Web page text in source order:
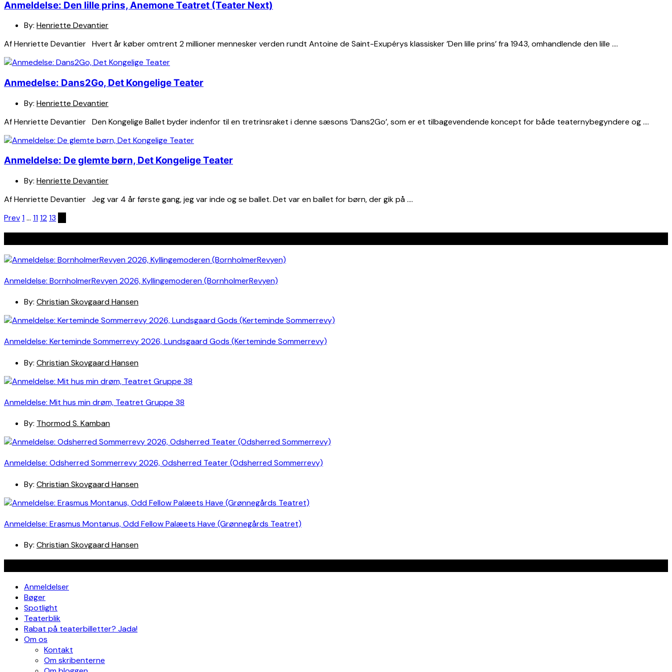
Anmeldelse: Den lille prins, Anemone Teatret (Teater Next)
By: Henriette Devantier
Af Henriette Devantier Hvert år køber omtrent 2 millioner mennesker verden rundt Antoine de Saint-Exupérys klassisker ’Den lille prins’ fra 1943, omhandlende den lille ….
Anmedelse: Dans2Go, Det Kongelige Teater
By: Henriette Devantier
Af Henriette Devantier Den Kongelige Ballet byder indenfor til en tretrinsraket i denne sæsons ’Dans2Go’, som er et tilbagevendende koncept for både teaternybegyndere og ….
Anmeldelse: De glemte børn, Det Kongelige Teater
By: Henriette Devantier
Af Henriette Devantier Jeg var 4 år første gang, jeg var inde og se ballet. Det var en ballet for børn, der gik på ….
Indlægsinddeling
Prev1… 111213
Anmeldelse: BornholmerRevyen 2026, Kyllingemoderen (BornholmerRevyen)
By: Christian Skovgaard Hansen
Anmeldelse: Kerteminde Sommerrevy 2026, Lundsgaard Gods (Kerteminde Sommerrevy)
By: Christian Skovgaard Hansen
Anmeldelse: Mit hus min drøm, Teatret Gruppe 38
By: Thormod S. Kamban
Anmeldelse: Odsherred Sommerrevy 2026, Odsherred Teater (Odsherred Sommerrevy)
By: Christian Skovgaard Hansen
Anmeldelse: Erasmus Montanus, Odd Fellow Palæets Have (Grønnegårds Teatret)
By: Christian Skovgaard Hansen
Anmeldelser
Bøger
Spotlight
Teaterblik
Rabat på teaterbilletter? Jada!
Om os
Kontakt
Om skribenterne